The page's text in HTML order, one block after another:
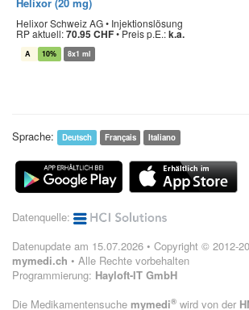
Helixor Schweiz AG • Injektionslösung
RP aktuell:70.95 CHF•Preis p.E.:k.a.
A 10% 8x1 ml
Sprache: Deutsch Français Italiano
Datenquelle:
Datenupdate am 15.07.2026 • Copyright © 2012-
mymedi.ch • Alle Rechte vorbehalten
Programmierung: Hayloft-IT GmbH
Die Medikamentensuche mymedi® wird von der